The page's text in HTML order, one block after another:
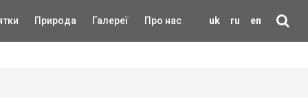
uk ru en
Природа Галереї Про нас